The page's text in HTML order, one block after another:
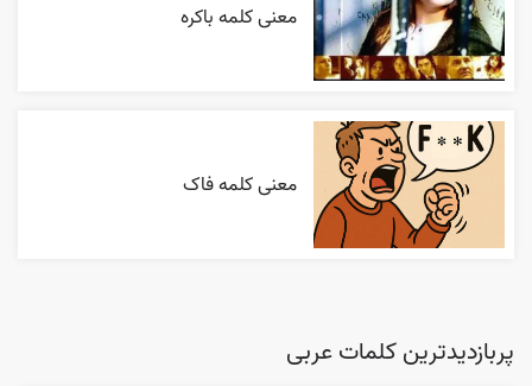
معنی کلمه باکره
معنی کلمه فاک
پربازدیدترین کلمات عربی